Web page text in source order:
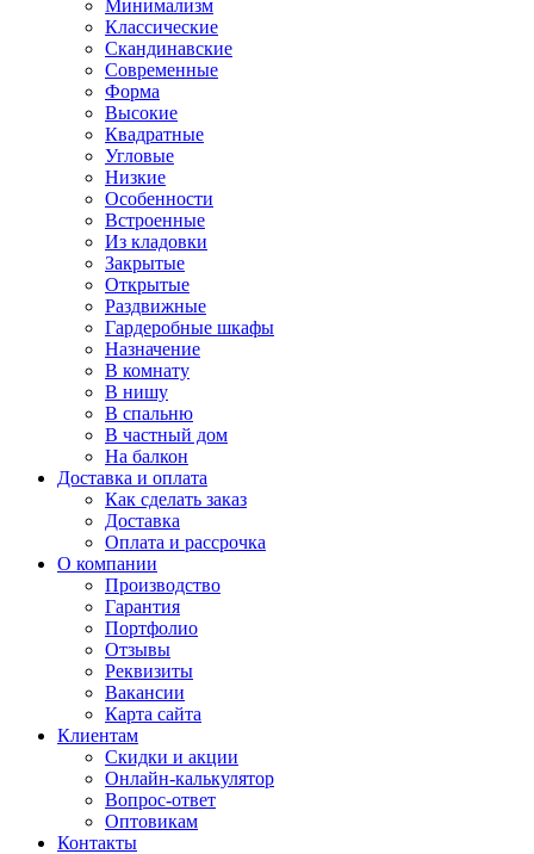
Минимализм
Классические
Скандинавские
Современные
Форма
Высокие
Квадратные
Угловые
Низкие
Особенности
Встроенные
Из кладовки
Закрытые
Открытые
Раздвижные
Гардеробные шкафы
Назначение
В комнату
В нишу
В спальню
В частный дом
На балкон
Доставка и оплата
Как сделать заказ
Доставка
Оплата и рассрочка
О компании
Производство
Гарантия
Портфолио
Отзывы
Реквизиты
Вакансии
Карта сайта
Клиентам
Скидки и акции
Онлайн-калькулятор
Вопрос-ответ
Оптовикам
Контакты